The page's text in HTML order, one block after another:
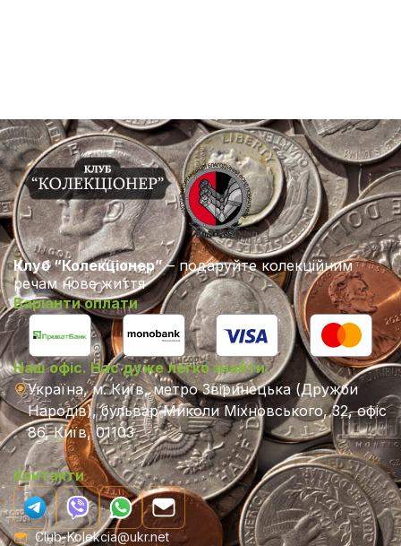
Клуб “Колекціонер”– подаруйте колекційним
речам нове життя
Варіанти оплати
Наш офіс. Нас дуже легко знайти.
Україна, м. Київ, метро Звіринецька (Дружби
Народів), бульвар Миколи Міхновського, 32, офіс
86, Київ, 01103
Контакти
Club-Kolekcia@ukr.net